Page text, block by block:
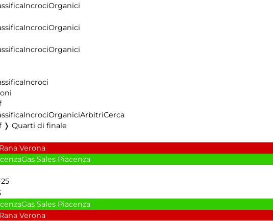
IncrociOrganici
IncrociOrganici
IncrociOrganici
Incroci
IncrociOrganiciArbitriCerca
❭ Quarti di finale
Rana Verona
Gas Sales Piacenza
25
Gas Sales Piacenza
Rana Verona